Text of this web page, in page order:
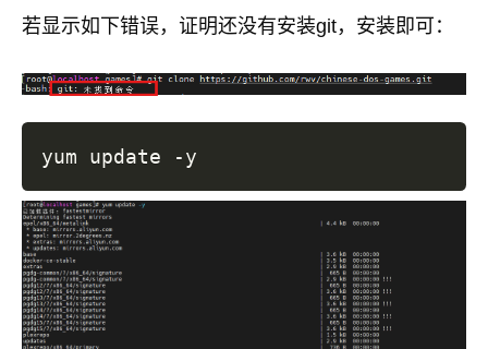
若显示如下错误，证明还没有安装git，安装即可：